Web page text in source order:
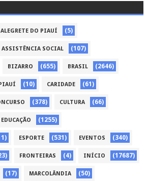
ALEGRETE DO PIAUÍ (5)
ASSISTÊNCIA SOCIAL (107)
BIZARRO (655) BRASIL (2646)
(10) CARIDADE (61)
(378) CULTURA (66)
EDUCAÇÃO (1255)
ESPORTE (531) EVENTOS (340)
FRONTEIRAS (4) INÍCIO (17687)
(17) MARCOLÂNDIA (50)